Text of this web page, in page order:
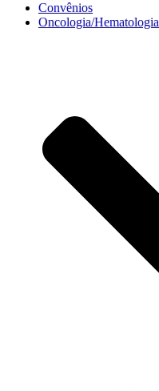
Convênios
Oncologia/Hematologia